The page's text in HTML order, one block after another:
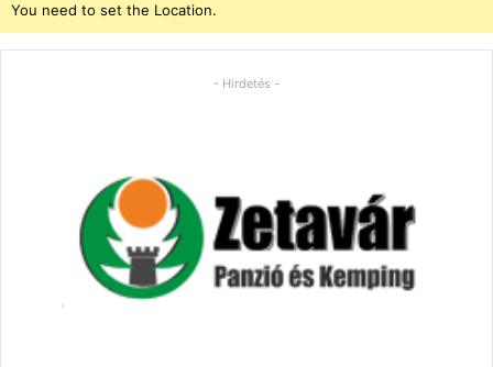
You need to set the Location.
- Hirdetés -